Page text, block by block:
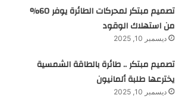
تصميم مبتكر لمحركات الطائرة يوفر 60%
من استهلاك الوقود
ديسمبر 10, 2025
تصميم مبتكر .. طائرة بالطاقة الشمسية
يخترعها طلبة ألمانيون
ديسمبر 10, 2025